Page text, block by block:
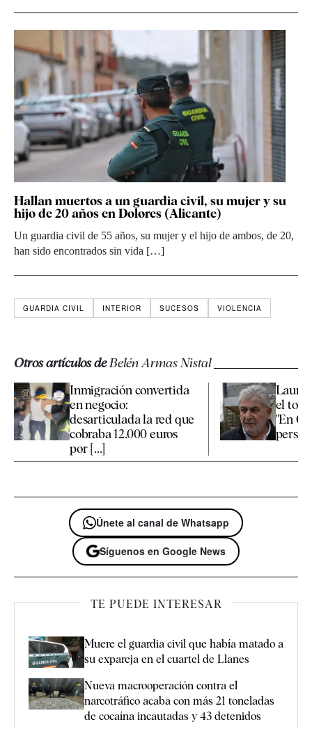
Hallan muertos a un guardia civil, su mujer y su
hijo de 20 años en Dolores (Alicante)
Un guardia civil de 55 años, su mujer y el hijo de ambos, de 20,
han sido encontrados sin vida […]
GUARDIA CIVIL INTERIOR SUCESOS VIOLENCIA
Otros artículos deBelén Armas Nistal
Inmigración convertida
en negocio:
desarticulada la red que
cobraba 12.000 euros
por [...]
el tour
"En
Únete al canal de Whatsapp
Síguenos en Google News
TE PUEDE INTERESAR
Muere el guardia civil que había matado a
su expareja en el cuartel de Llanes
Nueva macrooperación contra el
narcotráfico acaba con más 21 toneladas
de cocaína incautadas y 43 detenidos